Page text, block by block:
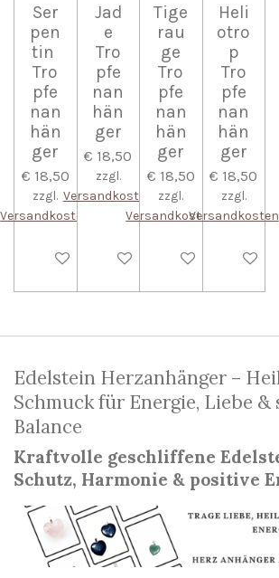
Ser
pen
tin
Tro
pfe
nan
hän
ger
€ 18,50
zzgl.
Versandkosten
In den Warenkorb
Jad
e
Tro
pfe
nan
hän
ger
€ 18,50
zzgl.
Versandkosten
In den Warenkorb
Tige
rau
ge
Tro
pfe
nan
hän
ger
€ 18,50
zzgl.
Versandkosten
In den Warenkorb
Heli
otro
p
Tro
pfe
nan
hän
ger
€ 18,50
zzgl.
Versandkosten
In den
Edelstein Herzanhänger –
Schmuck für Energie, Liebe
Balance
Kraftvolle geschliffene
Schutz, Harmonie & positive